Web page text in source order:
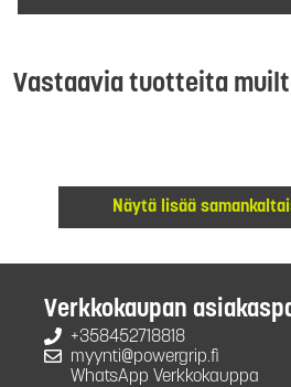
Vastaavia tuotteita
Näytä lisää
Verkkokaupan
+358452718818
myynti@powergrip.fi
WhatsApp Verkkokauppa